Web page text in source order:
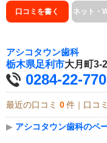
口コミを書く ネット・
アシコタウン歯科
栃木県足利市大月町3-
0284-22-
最近の口コミ 0 件｜口コ
▶ アシコタウン歯科のペ